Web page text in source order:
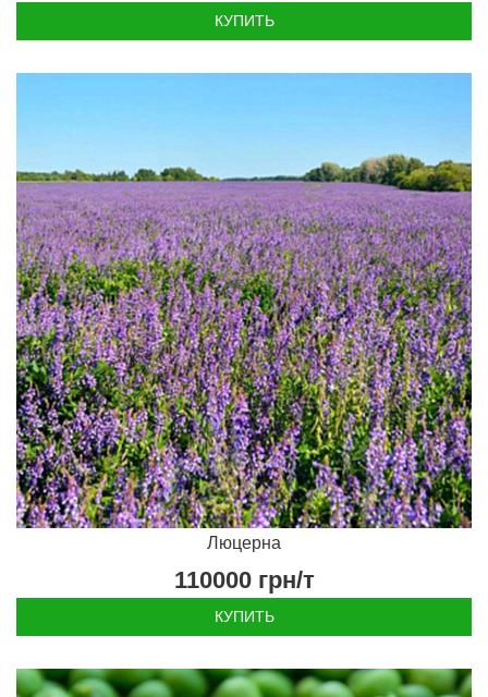
КУПИТЬ
Люцерна
110000 грн/т
КУПИТЬ